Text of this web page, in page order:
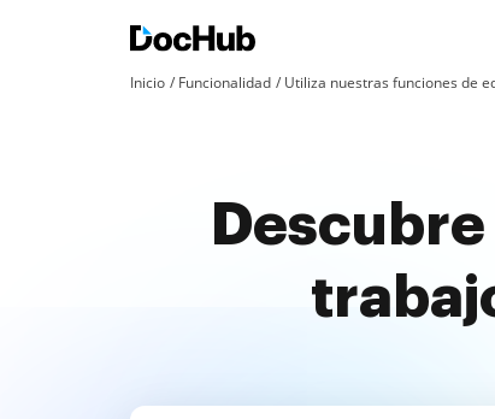
Inicio Funcionalidad Utiliza nuestras funciones de